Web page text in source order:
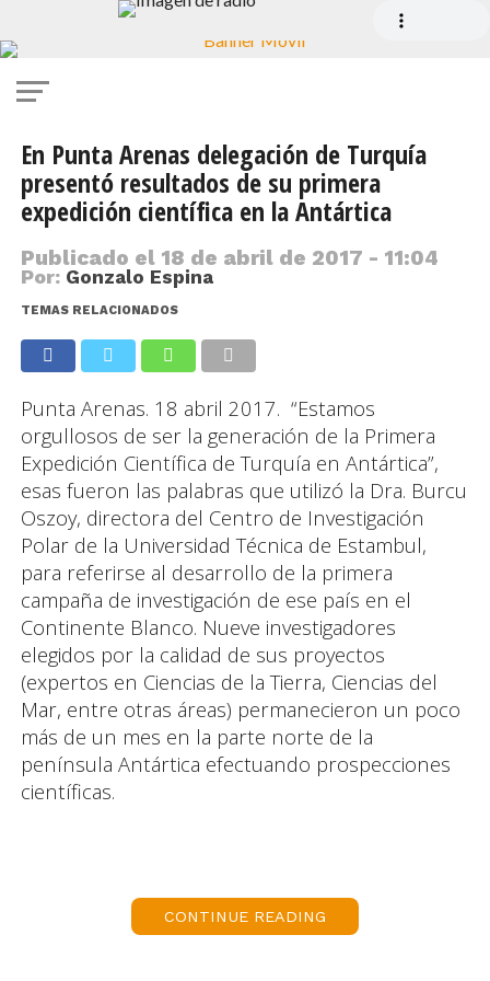
En Punta Arenas delegación de Turquía
presentó resultados de su primera
expedición científica en la Antártica
Publicado el 18 de abril de 2017 - 11:04
Por: Gonzalo Espina
TEMAS RELACIONADOS
Punta Arenas. 18 abril 2017. “Estamos
orgullosos de ser la generación de la Primera
Expedición Científica de Turquía en Antártica”,
esas fueron las palabras que utilizó la Dra. Burcu
Oszoy, directora del Centro de Investigación
Polar de la Universidad Técnica de Estambul,
para referirse al desarrollo de la primera
campaña de investigación de ese país en el
Continente Blanco. Nueve investigadores
elegidos por la calidad de sus proyectos
(expertos en Ciencias de la Tierra, Ciencias del
Mar, entre otras áreas) permanecieron un poco
más de un mes en la parte norte de la
península Antártica efectuando prospecciones
científicas.
científica de su historia, la Expedición Científica
Antártica (ECA 53) llevada a cabo por el Instituto
CONTINUE READING